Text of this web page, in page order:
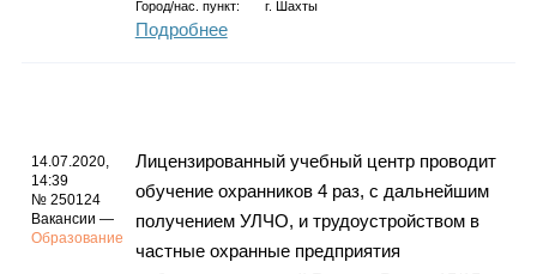
Город/нас. пункт: г. Шахты
Подробнее
14.07.2020,
14:39
№ 250124
Вакансии —
Образование
Лицензированный учебный центр проводит
обучение охранников 4 раз, с дальнейшим
получением УЛЧО, и трудоустройством в
частные охранные предприятия